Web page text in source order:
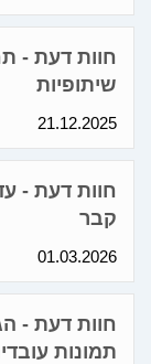
חוות דעת -
שיתופיות
21.12.2025
חוות דעת -
קבר
01.03.2026
חוות דעת -
תמונות